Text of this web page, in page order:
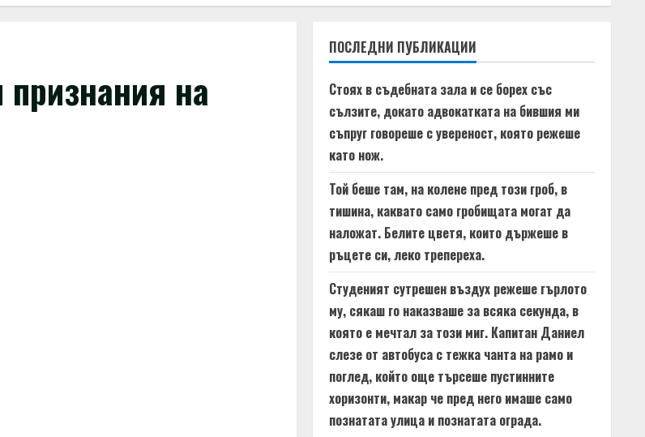
на
ПОСЛЕДНИ ПУБЛИКАЦИИ
Стоях в съдебната зала и се борех със
сълзите, докато адвокатката на бившия ми
съпруг говореше с увереност, която режеше
като нож.
Той беше там, на колене пред този гроб, в
тишина, каквато само гробищата могат да
наложат. Белите цветя, които държеше в
ръцете си, леко трепереха.
Студеният сутрешен въздух режеше гърлото
му, сякаш го наказваше за всяка секунда, в
която е мечтал за този миг. Капитан Даниел
слезе от автобуса с тежка чанта на рамо и
поглед, който още търсеше пустинните
хоризонти, макар че пред него имаше само
познатата улица и познатата ограда.